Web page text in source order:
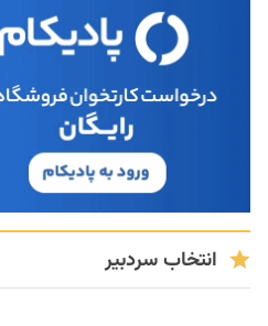
انتخاب سردبیر